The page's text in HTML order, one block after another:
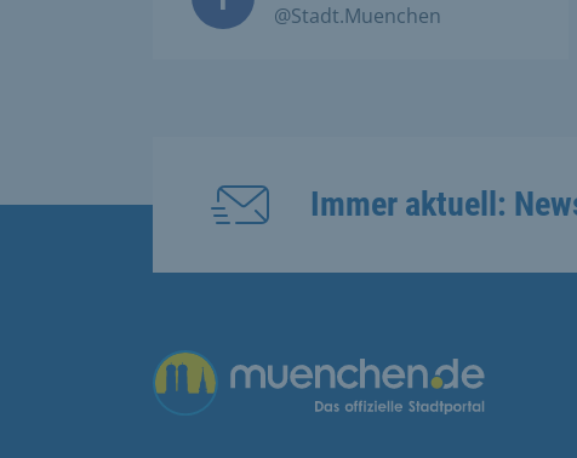
@Stadt.Muenchen
Immer aktuell:
Übergreifende Links